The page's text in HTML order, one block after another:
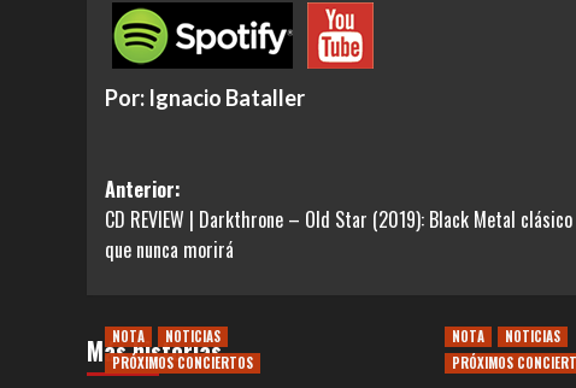
Por: Ignacio Bataller
Navegación
de
entradas
Anterior:
CD REVIEW | Darkthrone – Old Star (2019): Black Metal clásico
que nunca morirá
Más historias
NOTA
NOTICIAS
PRÓXIMOS CONCIERTOS
NOTA
NOTICIAS
PRÓXIMOS